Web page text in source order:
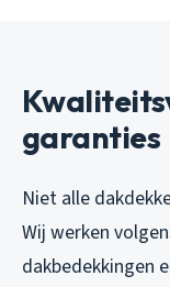
garanties
Niet alle
Wij werken
dakbedekkingen